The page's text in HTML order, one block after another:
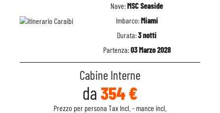
Nave:MSC Seaside
Imbarco:Miami
Durata:3 notti
Partenza:03 Marzo 2028
Cabine Interne
da 354 €
Prezzo per persona Tax Incl. - mance incl.